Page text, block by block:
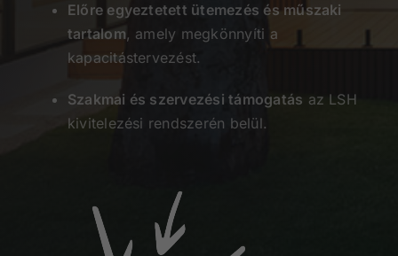
Előre egyeztetett ütemezés és műszaki
tartalom, amely megkönnyíti a
kapacitástervezést.
Szakmai és szervezési támogatás az LSH
kivitelezési rendszerén belül.